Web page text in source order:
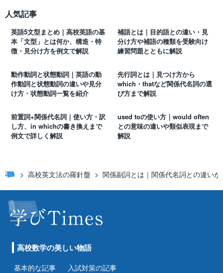
人気記事
英語5文型まとめ｜高校英語の基
本「文型」とは何か、構造・特
徴・見分け方を例文で解説
補語とは｜目的語との違い・見
分け方や補語の種類を受験向け
練習問題とともに解説
動作動詞と状態動詞｜英語の動
作動詞と状態動詞の違いや見分
け方・状態動詞一覧を紹介
先行詞とは｜見つけ方から
which・thatなど関係代名詞の選
び方まで解説
前置詞+関係代名詞｜使い方・訳
し方、in whichの書き換えまで
例文で詳しく解説
used toの使い方｜would often
との意味の違いや類似表現まで
解説
高校英文法の羅針盤 関係副詞とは｜関係代名詞との違い
高校数学の美しい物語
基本的な記事
入試対策の記事